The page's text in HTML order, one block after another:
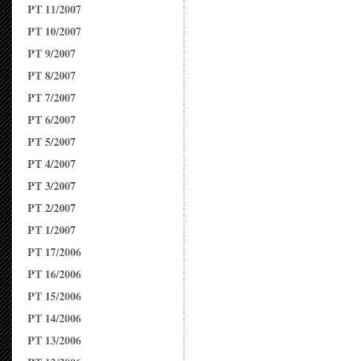
PT 11/2007
PT 10/2007
PT 9/2007
PT 8/2007
PT 7/2007
PT 6/2007
PT 5/2007
PT 4/2007
PT 3/2007
PT 2/2007
PT 1/2007
PT 17/2006
PT 16/2006
PT 15/2006
PT 14/2006
PT 13/2006